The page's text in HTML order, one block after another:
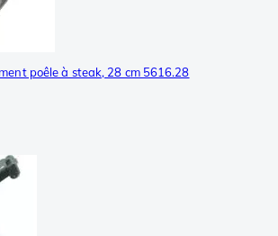
poêle à steak, 28 cm 5616.28